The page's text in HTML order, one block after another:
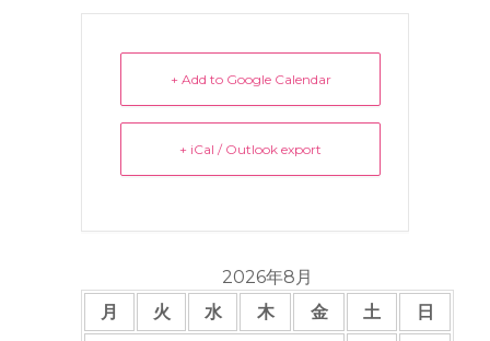
+ Add to Google Calendar
+ iCal / Outlook export
2026年8月
月
火 水 木 金 土
日